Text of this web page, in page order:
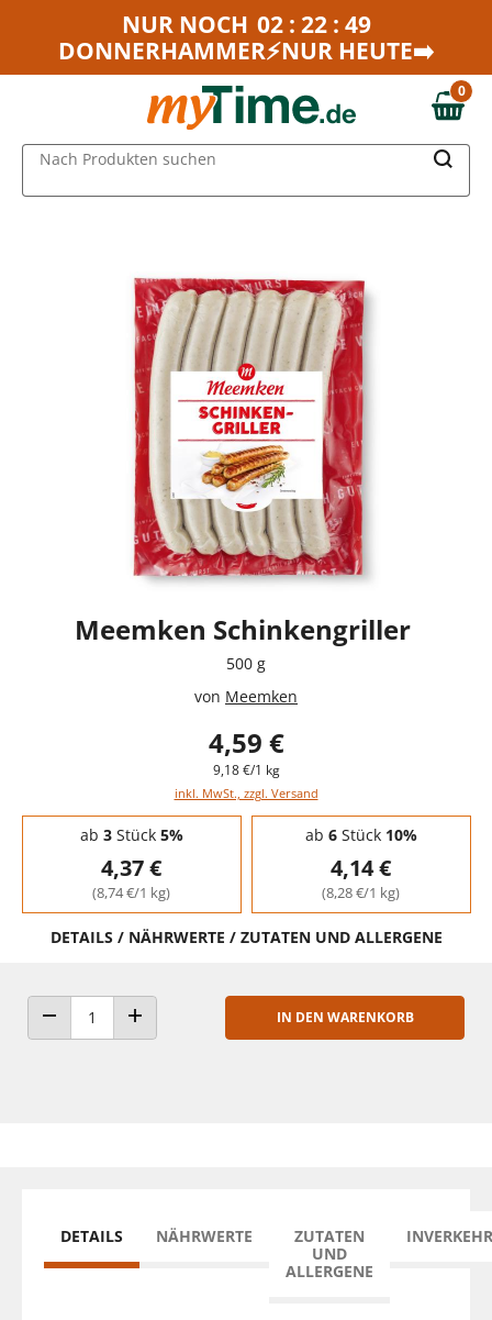
Zum Hauptinhalt springen
Zur Navigation springen
NUR NOCH 02 : 22 : 49
DONNERHAMMER⚡NUR HEUTE➡️
0,00 €
0
Nach Produkten suchen
Meemken Schinkengriller
500 g
von Meemken
4,59 €
9,18 €/1 kg
inkl. MwSt., zzgl. Versand
Staffelpreise - Mengenrabatt
ab 3Stück 5%
4,37 €
(8,74 €/1 kg)
ab 6Stück 10%
4,14 €
(8,28 €/1 kg)
DETAILS / NÄHRWERTE / ZUTATEN UND ALLERGENE
ANZAHL VERRINGERNANZAHL ERHÖHEN
IN DEN WARENKORB
DETAILS NÄHRWERTE
ZUTATEN
UND
ALLERGENE